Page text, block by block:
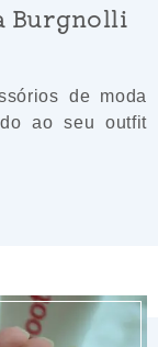
Burgnolli
de moda
ao seu outfit